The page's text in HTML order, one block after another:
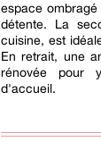
espace
détente. La
cuisine, est
En retrait, une
rénovée pour
d'accueil.